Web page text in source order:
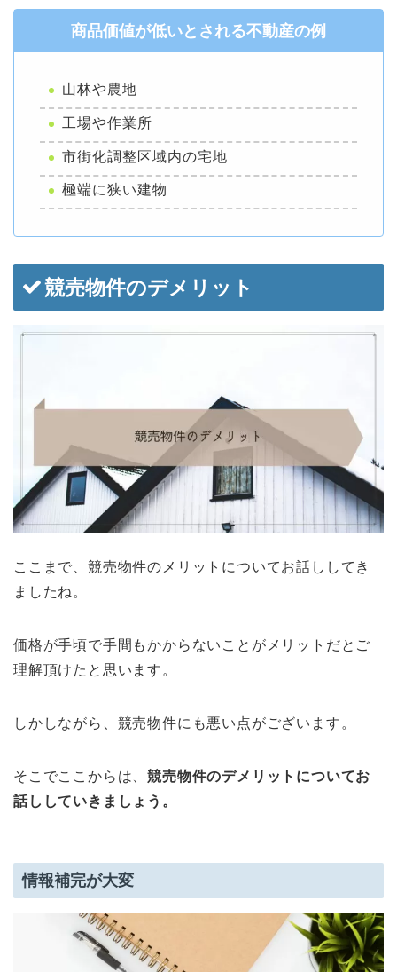
商品価値が低いとされる不動産の例
山林や農地
工場や作業所
市街化調整区域内の宅地
極端に狭い建物
競売物件のデメリット
ここまで、競売物件のメリットについてお話ししてき
ましたね。
価格が手頃で手間もかからないことがメリットだとご
理解頂けたと思います。
しかしながら、競売物件にも悪い点がございます。
そこでここからは、競売物件のデメリットについてお
話ししていきましょう。
情報補完が大変